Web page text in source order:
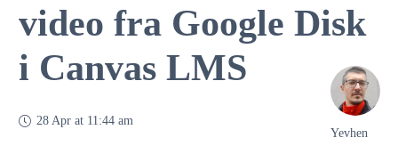
video fra Google Disk
i Canvas LMS
28 Apr at 11:44 am
Yevhen